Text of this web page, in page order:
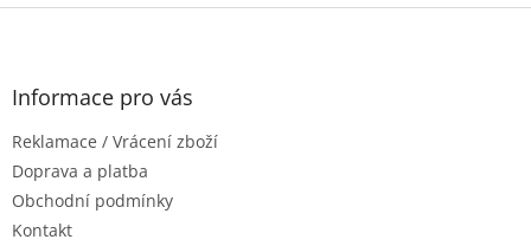
Z
Informace pro vás
Reklamace / Vrácení zboží
Doprava a platba
Obchodní podmínky
Kontakt